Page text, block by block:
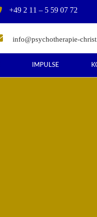
+49 2 11 – 5 59 07 72
info@psychotherapie-
IMPULSE